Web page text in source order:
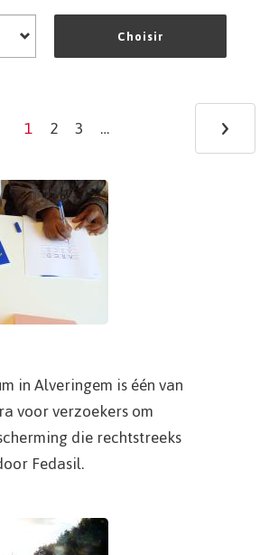
Choisir
Current
1 Page
2 Page
3 … ›
in Alveringem is één van
voor verzoekers om
die rechtstreeks
Fedasil.